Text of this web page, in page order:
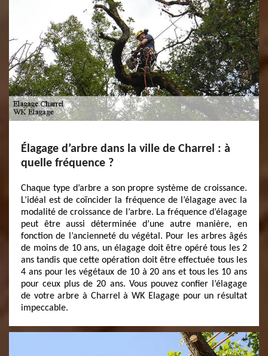
Élagage d’arbre dans la ville de Charrel : à
quelle fréquence ?
Chaque type d’arbre a son propre système de croissance.
L’idéal est de coïncider la fréquence de l’élagage avec la
modalité de croissance de l’arbre. La fréquence d’élagage
peut être aussi déterminée d’une autre manière, en
fonction de l’ancienneté du végétal. Pour les arbres âgés
de moins de 10 ans, un élagage doit être opéré tous les 2
ans tandis que cette opération doit être effectuée tous les
4 ans pour les végétaux de 10 à 20 ans et tous les 10 ans
pour ceux plus de 20 ans. Vous pouvez confier l’élagage
de votre arbre à Charrel à WK Elagage pour un résultat
impeccable.